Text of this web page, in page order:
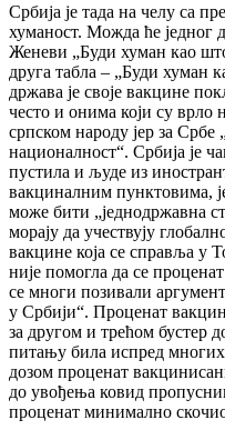
Србија је тада на челу са
хуманост. Можда ће једног
Женеви „Буди хуман као
друга табла – „Буди хуман
држава је своје вакцине
често и онима који су врло
српском народу јер за
националност“. Србија је
пустила и људе из
вакциналним пунктовима,
може бити „једнодржавна
морају да учествују
вакцине која се справља у
није помогла да се
се многи позивали
у Србији“. Проценат
за другом и трећом бустер
питању била испред многих
дозом проценат
до увођења ковид
проценат минимално